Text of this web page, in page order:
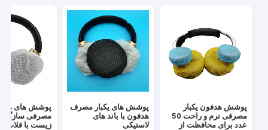
پوشش هدفون یکبار
مصرفی نرم و راحت 50
عدد برای محافظت از
پوشش های یکبار مصرف
هدفون با باند های
لاستیکی
پوشش های
مصرفی سازگار
زیست با قلاب